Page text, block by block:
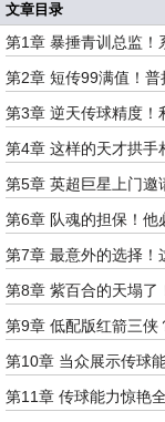
文章目录
第1章 暴捶青训总监！
第2章 短传99满值！普
第3章 逆天传球精度！
第4章 这样的天才拱手
第5章 英超巨星上门邀
第6章 队魂的担保！他
第7章 最意外的选择！
第8章 紫百合的天塌了
第9章 低配版红箭三侠
第10章 当众展示传球
第11章 传球能力惊艳